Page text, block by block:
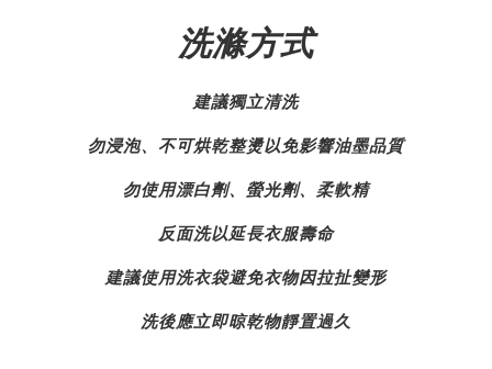
洗滌方式
建議獨立清洗
勿浸泡、不可烘乾整燙以免影響油墨品質
勿使用漂白劑、螢光劑、柔軟精
反面洗以延長衣服壽命
建議使用洗衣袋避免衣物因拉扯變形
洗後應立即晾乾物靜置過久